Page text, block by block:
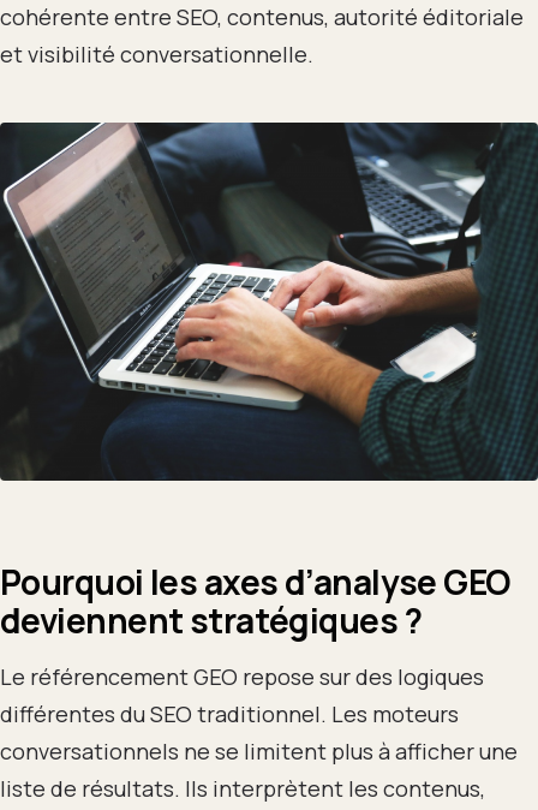
cohérente entre SEO, contenus, autorité éditoriale
et visibilité conversationnelle.
Pourquoi les axes d’analyse GEO
deviennent stratégiques ?
Le référencement GEO repose sur des logiques
différentes du SEO traditionnel. Les moteurs
conversationnels ne se limitent plus à afficher une
liste de résultats. Ils interprètent les contenus,